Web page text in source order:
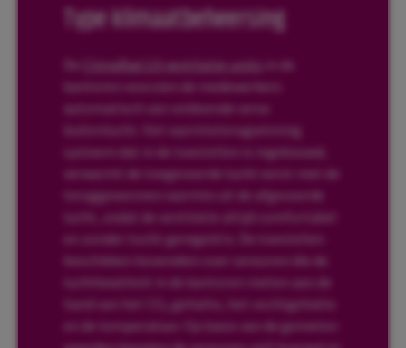
Type klimaatbeheersing
ClimaRad 2.0 ventilatie-units
in de
kantoren voorzien de medewerkers
automatisch van voldoende verse
buitenlucht. Het warmteterugwinning
systeem dat in de toestellen is ingebouwd,
verwarmt de toegevoerde lucht eerst met de
teruggewonnen warmte uit de afgevoerde
lucht, zodat de ventilatie altijd comfortabel
en zonder tocht geregeld is. De toestellen
beschikken bovendien over sensoren die de
luchtkwaliteit in de kantoren meten aan de
hand van het CO
gehalte, het vochtgehalte
en de temperatuur. Op basis van de gemeten